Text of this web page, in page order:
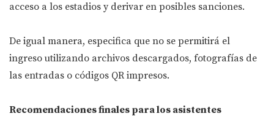
acceso a los estadios y derivar en posibles sanciones.
De igual manera, especifica que no se permitirá el
ingreso utilizando archivos descargados, fotografías de
las entradas o códigos QR impresos.
Recomendaciones finales para los asistentes